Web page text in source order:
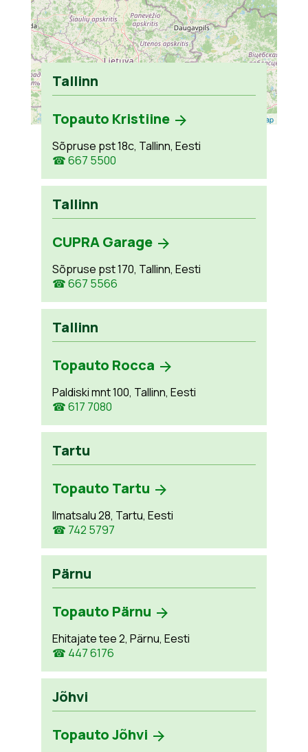
Leaflet OpenStreetMap
Tallinn
Topauto Kristiine
Sõpruse pst 18c, Tallinn, Eesti
☎ 667 5500
Tallinn
CUPRA Garage
Sõpruse pst 170, Tallinn, Eesti
☎ 667 5566
Tallinn
Topauto Rocca
Paldiski mnt 100, Tallinn, Eesti
☎ 617 7080
Tartu
Topauto Tartu
Ilmatsalu 28, Tartu, Eesti
☎ 742 5797
Pärnu
Topauto Pärnu
Ehitajate tee 2, Pärnu, Eesti
☎ 447 6176
Jõhvi
Topauto Jõhvi